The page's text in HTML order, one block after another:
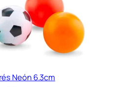
Neón 6.3cm